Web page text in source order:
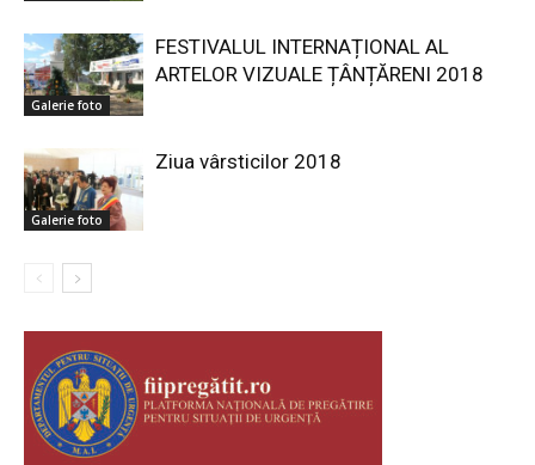
Galerie foto
FESTIVALUL INTERNAȚIONAL AL
ARTELOR VIZUALE ȚÂNȚĂRENI 2018
Galerie foto
Ziua vârsticilor 2018